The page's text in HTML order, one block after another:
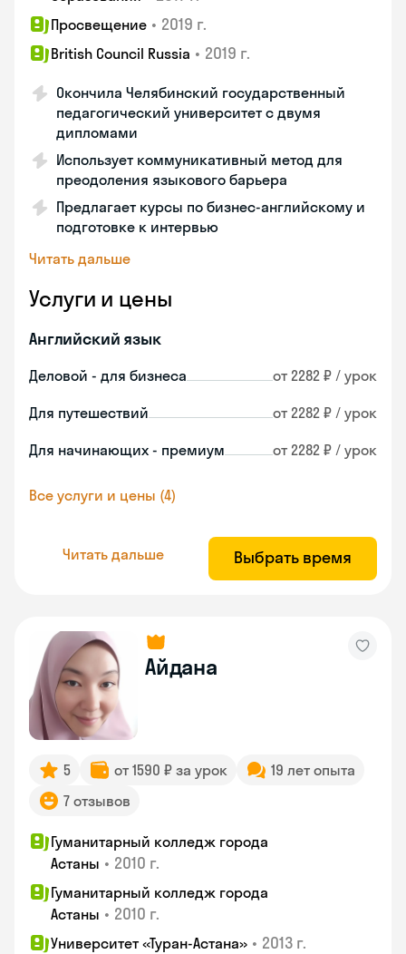
Просвещение • 2019 г.
British Council Russia • 2019 г.
Окончила Челябинский государственный
педагогический университет с двумя
дипломами
Использует коммуникативный метод для
преодоления языкового барьера
Предлагает курсы по бизнес-английскому и
подготовке к интервью
Читать дальше
Услуги и цены
Английский язык
Деловой - для бизнеса от 2282 ₽ / урок
Для путешествий от 2282 ₽ / урок
Для начинающих - премиум от 2282 ₽ / урок
Все услуги и цены (4)
Читать дальше Выбрать время
Айдана
5 от 1590 ₽ за урок
19 лет опыта
7 отзывов
Гуманитарный колледж города
Астаны • 2010 г.
Гуманитарный колледж города
Астаны • 2010 г.
Университет «Туран-Астана» • 2013 г.